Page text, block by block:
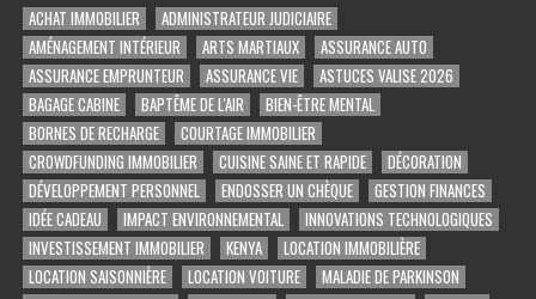
ACHAT IMMOBILIER
ADMINISTRATEUR JUDICIAIRE
AMÉNAGEMENT INTÉRIEUR
ARTS MARTIAUX
ASSURANCE AUTO
ASSURANCE EMPRUNTEUR
ASSURANCE VIE
ASTUCES VALISE 2026
BAGAGE CABINE
BAPTÊME DE L'AIR
BIEN-ÊTRE MENTAL
BORNES DE RECHARGE
COURTAGE IMMOBILIER
CROWDFUNDING IMMOBILIER
CUISINE SAINE ET RAPIDE
DÉCORATION
DÉVELOPPEMENT PERSONNEL
ENDOSSER UN CHÈQUE
GESTION FINANCES
IDÉE CADEAU
IMPACT ENVIRONNEMENTAL
INNOVATIONS TECHNOLOGIQUES
INVESTISSEMENT IMMOBILIER
KENYA
LOCATION IMMOBILIÈRE
LOCATION SAISONNIÈRE
LOCATION VOITURE
MALADIE DE PARKINSON